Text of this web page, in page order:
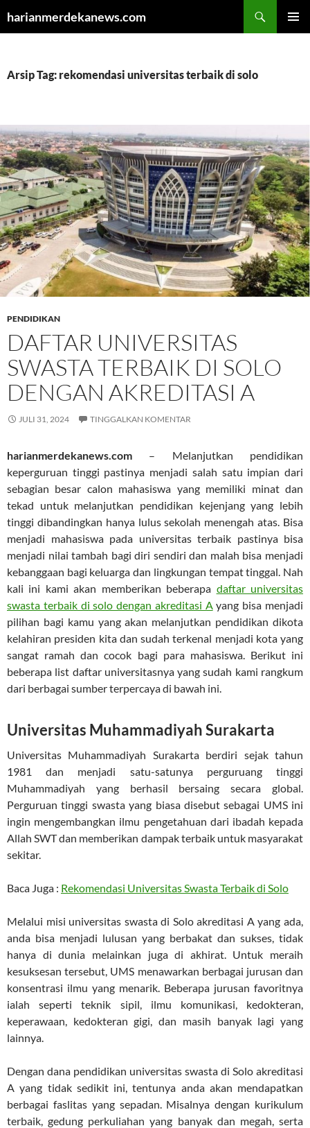
harianmerdekanews.com
Arsip Tag: rekomendasi universitas terbaik di solo
PENDIDIKAN
DAFTAR UNIVERSITAS
SWASTA TERBAIK DI SOLO
DENGAN AKREDITASI A
JULI 31, 2024 TINGGALKAN KOMENTAR
harianmerdekanews.com – Melanjutkan pendidikan
keperguruan tinggi pastinya menjadi salah satu impian dari
sebagian besar calon mahasiswa yang memiliki minat dan
tekad untuk melanjutkan pendidikan kejenjang yang lebih
tinggi dibandingkan hanya lulus sekolah menengah atas. Bisa
menjadi mahasiswa pada universitas terbaik pastinya bisa
menjadi nilai tambah bagi diri sendiri dan malah bisa menjadi
kebanggaan bagi keluarga dan lingkungan tempat tinggal. Nah
kali ini kami akan memberikan beberapa daftar universitas
swasta terbaik di solo dengan akreditasi Ayang bisa menjadi
pilihan bagi kamu yang akan melanjutkan pendidikan dikota
kelahiran presiden kita dan sudah terkenal menjadi kota yang
sangat ramah dan cocok bagi para mahasiswa. Berikut ini
beberapa list daftar universitasnya yang sudah kami rangkum
dari berbagai sumber terpercaya di bawah ini.
Universitas Muhammadiyah Surakarta
Universitas Muhammadiyah Surakarta berdiri sejak tahun
1981 dan menjadi satu-satunya perguruang tinggi
Muhammadiyah yang berhasil bersaing secara global.
Perguruan tinggi swasta yang biasa disebut sebagai UMS ini
ingin mengembangkan ilmu pengetahuan dari ibadah kepada
Allah SWT dan memberikan dampak terbaik untuk masyarakat
sekitar.
Baca Juga : Rekomendasi Universitas Swasta Terbaik di Solo
Melalui misi universitas swasta di Solo akreditasi A yang ada,
anda bisa menjadi lulusan yang berbakat dan sukses, tidak
hanya di dunia melainkan juga di akhirat. Untuk meraih
kesuksesan tersebut, UMS menawarkan berbagai jurusan dan
konsentrasi ilmu yang menarik. Beberapa jurusan favoritnya
ialah seperti teknik sipil, ilmu komunikasi, kedokteran,
keperawaan, kedokteran gigi, dan masih banyak lagi yang
lainnya.
Dengan dana pendidikan universitas swasta di Solo akreditasi
A yang tidak sedikit ini, tentunya anda akan mendapatkan
berbagai faslitas yang sepadan. Misalnya dengan kurikulum
terbaik, gedung perkuliahan yang banyak dan megah, serta